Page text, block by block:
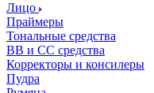
Лицо
Праймеры
Тональные средства
ВВ и СС средства
Корректоры и консилеры
Пудра